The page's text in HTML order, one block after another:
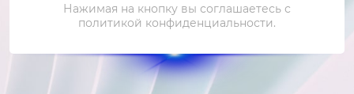
Нажимая на кнопку вы соглашаетесь с
политикой конфиденциальности.